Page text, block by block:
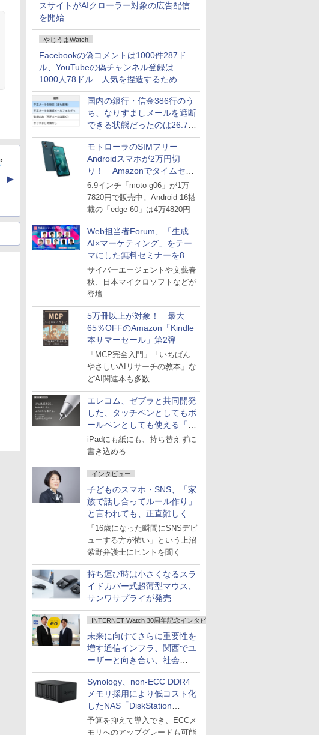
スサイトがAIクローラー対象の広告配信
を開始
やじうまWatch
Facebookの偽コメントは1000件287ド
ル、YouTubeの偽チャンネル登録は
1000人78ドル…人気を捏造するための
価格リストが公開中
国内の銀行・信金386行のう
ち、なりすましメールを遮断
できる状態だったのは26.7％
にとどまる～GMOブランド
セキュリティ調査
モトローラのSIMフリー
Androidスマホが2万円切
り！ Amazonでタイムセー
ル
6.9インチ「moto g06」が1万
7820円で販売中。Android 16搭
載の「edge 60」は4万4820円
Web担当者Forum、「生成
AI×マーケティング」をテー
マにした無料セミナーを8月
27日にオンライン開催
サイバーエージェントや文藝春
秋、日本マイクロソフトなどが
登壇
5万冊以上が対象！ 最大
65％OFFのAmazon「Kindle
本サマーセール」第2弾
「MCP完全入門」「いちばん
やさしいAIリサーチの教本」な
どAI関連本も多数
エレコム、ゼブラと共同開発
した、タッチペンとしてもボ
ールペンとしても使える「ス
タイラスツーウェイ」発売
iPadにも紙にも、持ち替えずに
書き込める
インタビュー
子どものスマホ・SNS、「家
族で話し合ってルール作り」
と言われても、正直難しくな
いですか？
「16歳になった瞬間にSNSデビ
ューする方が怖い」という上沼
紫野弁護士にヒントを聞く
持ち運び時は小さくなるスラ
イドカバー式超薄型マウス、
サンワサプライが発売
INTERNET Watch 30周年記念インタビュー
未来に向けてさらに重要性を
増す通信インフラ、関西でユ
ーザーと向き合い、社会
の“あたらしい”を起動し続け
る～オプテージ
Synology、non-ECC DDR4
メモリ採用により低コスト化
したNAS「DiskStation
neo+」シリーズ
予算を抑えて導入でき、ECCメ
モリへのアップグレードも可能
▲